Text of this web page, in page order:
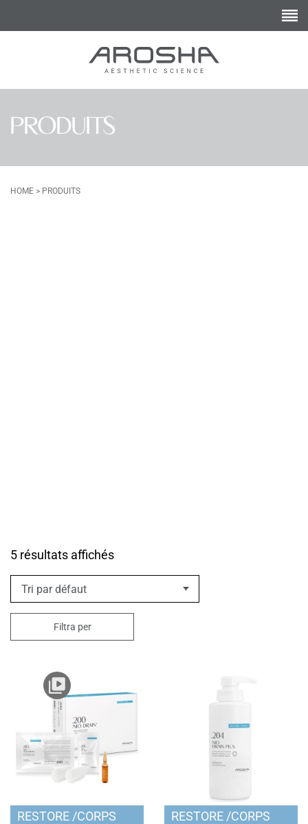
PRODUITS
HOME > PRODUITS
5 résultats affichés
Filtra per
RESTORE CORPS RESTORE CORPS